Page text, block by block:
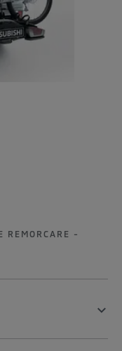
REMORCARE -